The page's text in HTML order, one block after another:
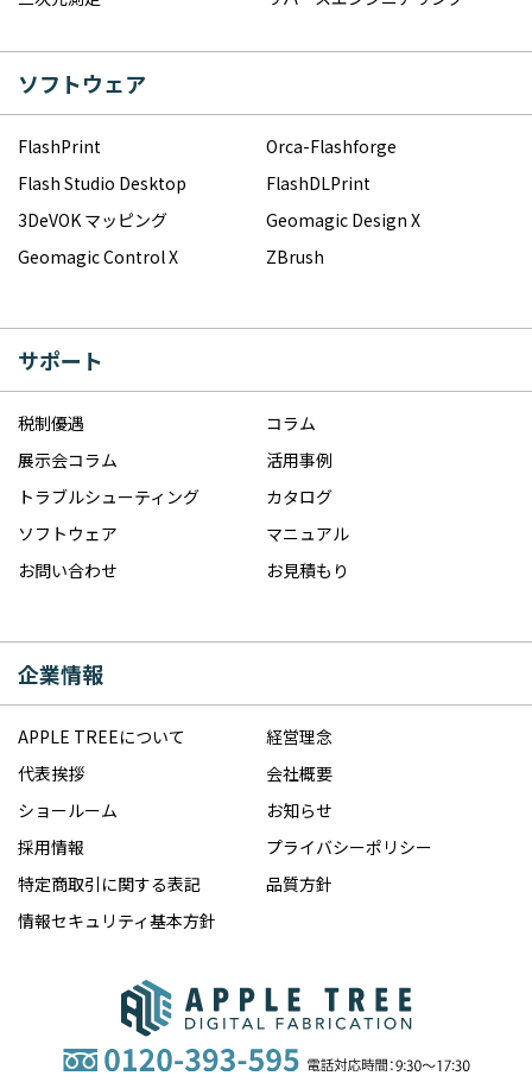
ソフトウェア
FlashPrint
Orca-Flashforge
Flash Studio Desktop
FlashDLPrint
3DeVOK マッピング
Geomagic Design X
Geomagic Control X
ZBrush
サポート
税制優遇
コラム
展示会コラム
活用事例
トラブルシューティング
カタログ
ソフトウェア
マニュアル
お問い合わせ
お見積もり
企業情報
APPLE TREEについて
経営理念
代表挨拶
会社概要
ショールーム
お知らせ
採用情報
プライバシーポリシー
特定商取引に関する表記
品質方針
情報セキュリティ基本方針